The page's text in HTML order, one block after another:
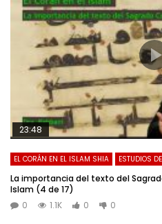
23:48
EL CORÁN EN EL ISLAM SHIA ESTUDIOS
La importancia del texto del
Islam (4 de 17)
0
1.1K 0 0